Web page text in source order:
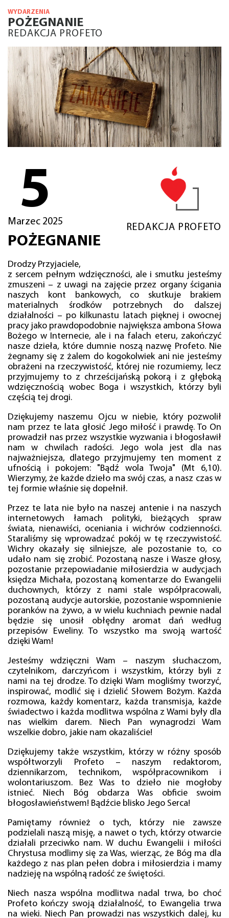
WYDARZENIA
POŻEGNANIE
REDAKCJA PROFETO
5
Marzec 2025
REDAKCJA PROFETO
POŻEGNANIE
Drodzy Przyjaciele,
z sercem pełnym wdzięczności, ale i smutku jesteśmy
zmuszeni – z uwagi na zajęcie przez organy ścigania
naszych kont bankowych, co skutkuje brakiem
materialnych środków potrzebnych do dalszej
działalności – po kilkunastu latach pięknej i owocnej
pracy jako prawdopodobnie największa ambona Słowa
Bożego w Internecie, ale i na falach eteru, zakończyć
nasze dzieła, które dumnie noszą nazwę Profeto. Nie
żegnamy się z żalem do kogokolwiek ani nie jesteśmy
obrażeni na rzeczywistość, której nie rozumiemy, lecz
przyjmujemy to z chrześcijańską pokorą i z głęboką
wdzięcznością wobec Boga i wszystkich, którzy byli
częścią tej drogi.
Dziękujemy naszemu Ojcu w niebie, który pozwolił
nam przez te lata głosić Jego miłość i prawdę. To On
prowadził nas przez wszystkie wyzwania i błogosławił
nam w chwilach radości. Jego wola jest dla nas
najważniejsza, dlatego przyjmujemy ten moment z
ufnością i pokojem: "Bądź wola Twoja" (Mt 6,10).
Wierzymy, że każde dzieło ma swój czas, a nasz czas w
tej formie właśnie się dopełnił.
Przez te lata nie było na naszej antenie i na naszych
internetowych łamach polityki, bieżących spraw
świata, nienawiści, oceniania i wichrów codzienności.
Staraliśmy się wprowadzać pokój w tę rzeczywistość.
Wichry okazały się silniejsze, ale pozostanie to, co
udało nam się zrobić. Pozostaną nasze i Wasze głosy,
pozostanie przepowiadanie miłosierdzia w audycjach
księdza Michała, pozostaną komentarze do Ewangelii
duchownych, którzy z nami stale współpracowali,
pozostaną audycje autorskie, pozostanie wspomnienie
poranków na żywo, a w wielu kuchniach pewnie nadal
będzie się unosił obłędny aromat dań według
przepisów Eweliny. To wszystko ma swoją wartość
dzięki Wam!
Jesteśmy wdzięczni Wam – naszym słuchaczom,
czytelnikom, darczyńcom i wszystkim, którzy byli z
nami na tej drodze. To dzięki Wam mogliśmy tworzyć,
inspirować, modlić się i dzielić Słowem Bożym. Każda
rozmowa, każdy komentarz, każda transmisja, każde
świadectwo i każda modlitwa wspólna z Wami były dla
nas wielkim darem. Niech Pan wynagrodzi Wam
wszelkie dobro, jakie nam okazaliście!
Dziękujemy także wszystkim, którzy w różny sposób
współtworzyli Profeto – naszym redaktorom,
dziennikarzom, technikom, współpracownikom i
wolontariuszom. Bez Was to dzieło nie mogłoby
istnieć. Niech Bóg obdarza Was obficie swoim
błogosławieństwem! Bądźcie blisko Jego Serca!
Pamiętamy również o tych, którzy nie zawsze
podzielali naszą misję, a nawet o tych, którzy otwarcie
działali przeciwko nam. W duchu Ewangelii i miłości
Chrystusa modlimy się za Was, wierząc, że Bóg ma dla
każdego z nas plan pełen dobra i miłosierdzia i mamy
nadzieję na wspólną radość ze świętości.
Niech nasza wspólna modlitwa nadal trwa, bo choć
Profeto kończy swoją działalność, to Ewangelia trwa
na wieki. Niech Pan prowadzi nas wszystkich dalej, ku